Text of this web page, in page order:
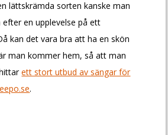
lättskrämda sorten kanske man
en upplevelse på ett
kan det vara bra att ha en skön
man kommer hem, så att man
ett stort utbud av sängar för
.